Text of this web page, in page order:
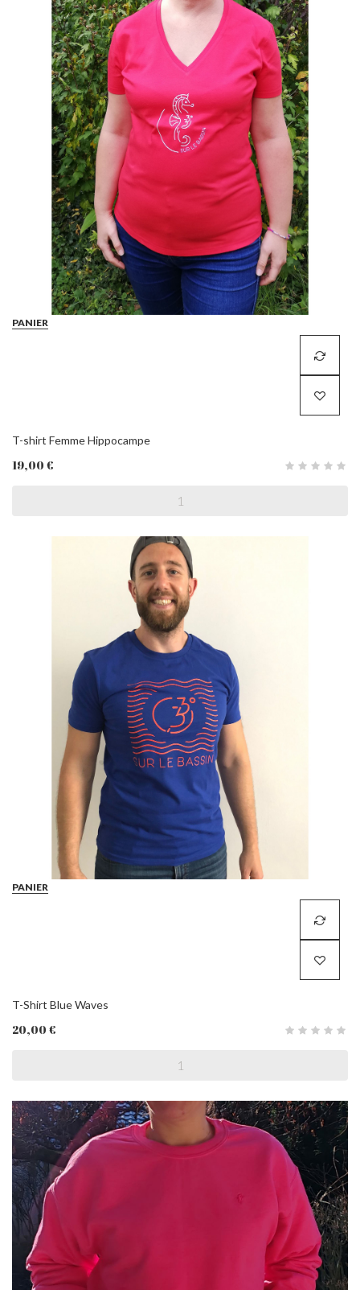
PANIER
T-shirt Femme Hippocampe
19,00 €
PANIER
T-Shirt Blue Waves
20,00 €